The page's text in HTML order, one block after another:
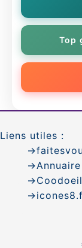
Top
Liens utiles :
→